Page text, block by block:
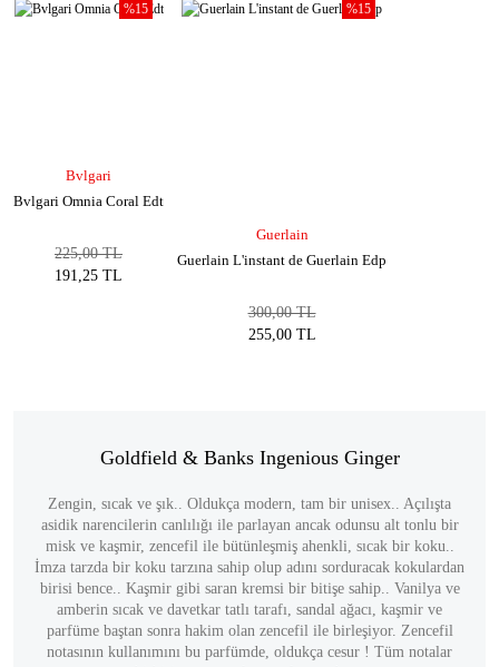
%15
Bvlgari
Bvlgari Omnia Coral Edt
225,00 TL
191,25 TL
%15
Guerlain
Guerlain L'instant de Guerlain Edp
300,00 TL
255,00 TL
Goldfield & Banks Ingenious Ginger
Zengin, sıcak ve şık.. Oldukça modern, tam bir unisex.. Açılışta
asidik narencilerin canlılığı ile parlayan ancak odunsu alt tonlu bir
misk ve kaşmir, zencefil ile bütünleşmiş ahenkli, sıcak bir koku..
İmza tarzda bir koku tarzına sahip olup adını sorduracak kokulardan
birisi bence.. Kaşmir gibi saran kremsi bir bitişe sahip.. Vanilya ve
amberin sıcak ve davetkar tatlı tarafı, sandal ağacı, kaşmir ve
parfüme baştan sonra hakim olan zencefil ile birleşiyor. Zencefil
notasının kullanımını bu parfümde, oldukça cesur ! Tüm notalar